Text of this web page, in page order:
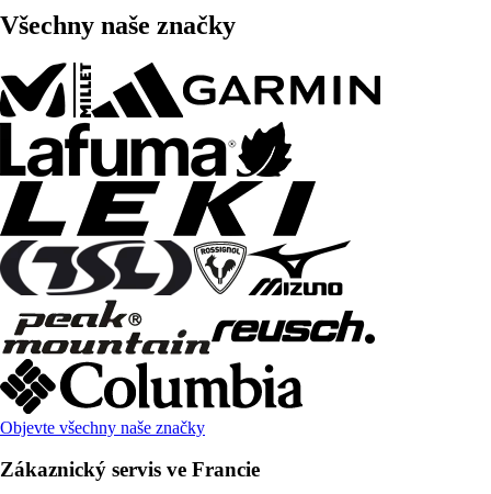
Všechny naše značky
Objevte všechny naše značky
Zákaznický servis ve Francie